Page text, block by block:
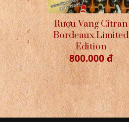
Rượu Vang Citran
Bordeaux Limited
Edition
800.000 đ